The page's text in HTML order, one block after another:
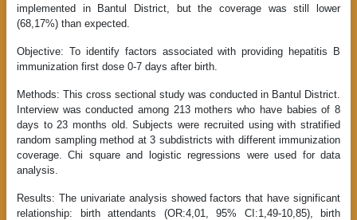
implemented in Bantul District, but the coverage was still lower
(68,17%) than expected.
Objective: To identify factors associated with providing hepatitis B
immunization first dose 0-7 days after birth.
Methods: This cross sectional study was conducted in Bantul District.
Interview was conducted among 213 mothers who have babies of 8
days to 23 months old. Subjects were recruited using with stratified
random sampling method at 3 subdistricts with different immunization
coverage. Chi square and logistic regressions were used for data
analysis.
Results: The univariate analysis showed factors that have significant
relationship: birth attendants (OR:4,01, 95% CI:1,49-10,85), birth